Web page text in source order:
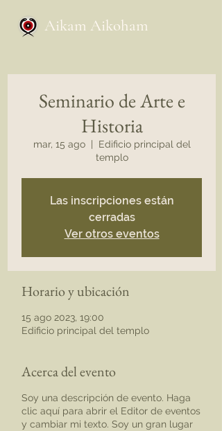
Aikam Aikoham
Seminario de Arte e
Historia
mar, 15 ago
  |
Edificio principal del
templo
Las inscripciones están
cerradas
Ver otros eventos
Horario y ubicación
15 ago 2023, 19:00
Edificio principal del templo
Acerca del evento
Soy una descripción de evento. Haga
clic aquí para abrir el Editor de eventos
y cambiar mi texto. Soy un gran lugar